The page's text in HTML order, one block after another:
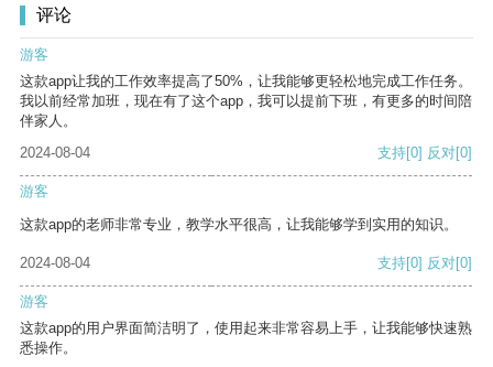
评论
游客
这款app让我的工作效率提高了50%，让我能够更轻松地完成工作任务。
我以前经常加班，现在有了这个app，我可以提前下班，有更多的时间陪
伴家人。
2024-08-04
支持[0] 反对[0]
游客
这款app的老师非常专业，教学水平很高，让我能够学到实用的知识。
2024-08-04 支持[0] 反对[0]
游客
这款app的用户界面简洁明了，使用起来非常容易上手，让我能够快速熟
悉操作。